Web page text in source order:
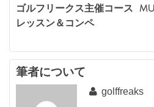
投
稿
ナ
ビ
ゴルフリークス主催コース
レッスン＆コンペ
筆者について
golffreaks